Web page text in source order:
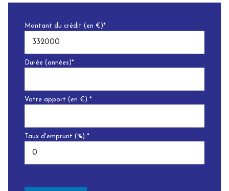
Montant du crédit (en €)*
Durée (années)*
Votre apport (en €) *
Taux d'emprunt (%) *